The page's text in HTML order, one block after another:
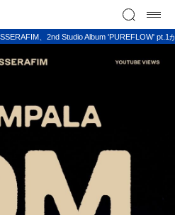
、2nd Studio Album 'PUREFLOW'